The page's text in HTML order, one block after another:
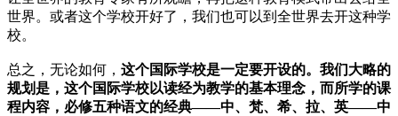
世界。或者这个学校开好了，我们也可以到全世界去开这种学
校。
总之，无论如何， 这个国际学校是一定要开设的。我们大略的
规划是，这个国际学校以读经为教学的基本理念，而所学的课
程内容，必修五种语文的经典——中、梵、希、拉、英——中